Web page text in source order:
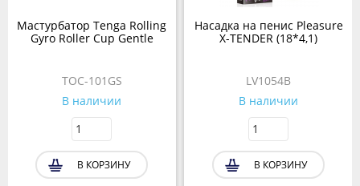
Мастурбатор Tenga Rolling
Gyro Roller Cup Gentle
TOC-101GS
В наличии
В КОРЗИНУ
Насадка на пенис Pleasure
X-TENDER (18*4,1)
LV1054B
В наличии
В КОРЗИНУ